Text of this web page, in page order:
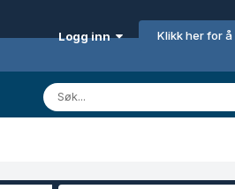
Logg inn Klikk her for